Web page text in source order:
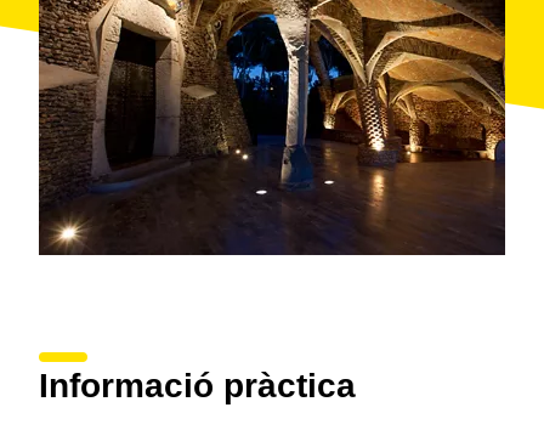
Informació pràctica